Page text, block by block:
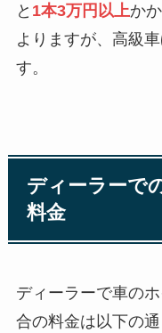
と 1本3万円以上か
よりますが、高級
す。
ディーラーで
料金
ディーラーで車の
合の料金は以下の通